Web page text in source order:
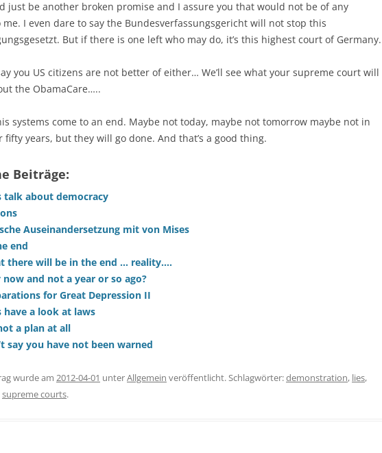
just be another broken promise and I assure you that would not be of any
I even dare to say the Bundesverfassungsgericht will not stop this
But if there is one left who may do, it’s this highest court of Germany.
you US citizens are not better of either… We’ll see what your supreme court will
the ObamaCare…..
systems come to an end. Maybe not today, maybe not tomorrow maybe not in
fifty years, but they will go done. And that’s a good thing.
Beiträge:
talk about democracy
Auseinandersetzung mit von Mises
end
there will be in the end … reality….
now and not a year or so ago?
for Great Depression II
have a look at laws
a plan at all
say you have not been warned
wurde am 2012-04-01 unterAllgemein veröffentlicht. Schlagwörter:demonstration, lies,
supreme courts.